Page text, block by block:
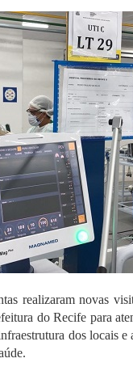
realizaram novas
do Recife para
dos locais